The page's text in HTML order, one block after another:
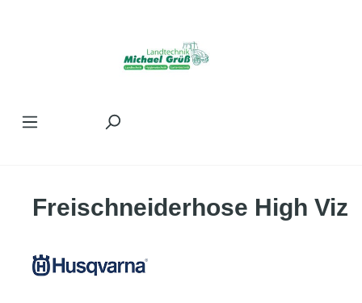
Freischneiderhose High Viz